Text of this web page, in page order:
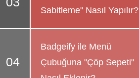
Sabitleme" Nasıl Yapılır?
Badgeify ile Menü
Çubuğuna "Çöp Sepeti"